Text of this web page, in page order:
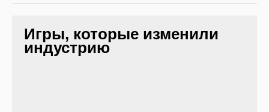
Игры, которые изменили
индустрию